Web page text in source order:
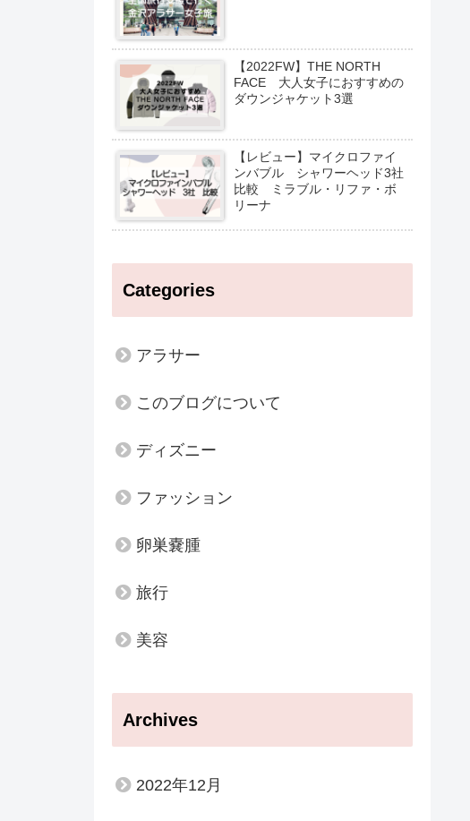
【2022FW】THE NORTH
FACE 大人女子におすすめの
ダウンジャケット3選
【レビュー】マイクロファイ
ンバブル シャワーヘッド3社
比較 ミラブル・リファ・ボ
リーナ
Categories
アラサー
このブログについて
ディズニー
ファッション
卵巣嚢腫
旅行
美容
Archives
2022年12月